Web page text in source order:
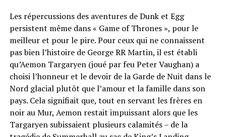
Les répercussions des aventures de Dunk et Egg
persistent même dans « Game of Thrones », pour le
meilleur et pour le pire. Pour ceux qui ne connaissent
pas bien l’histoire de George RR Martin, il est établi
qu’Aemon Targaryen (joué par feu Peter Vaughan) a
choisi l’honneur et le devoir de la Garde de Nuit dans le
Nord glacial plutôt que l’amour et la famille dans son
pays. Cela signifiait que, tout en servant les frères en
noir au Mur, Aemon restait impuissant alors que les
Targaryen subissaient plusieurs calamités – de la